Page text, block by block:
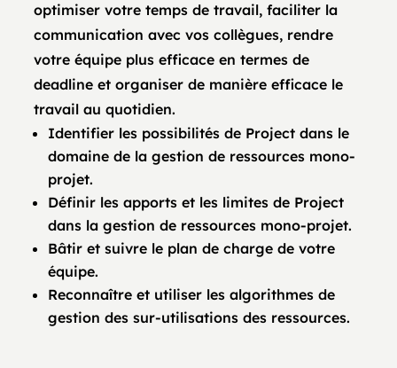
optimiser votre temps de travail, faciliter la
communication avec vos collègues, rendre
votre équipe plus efficace en termes de
deadline et organiser de manière efficace le
travail au quotidien.
Identifier les possibilités de Project dans le
domaine de la gestion de ressources mono-
projet.
Définir les apports et les limites de Project
dans la gestion de ressources mono-projet.
Bâtir et suivre le plan de charge de votre
équipe.
Reconnaître et utiliser les algorithmes de
gestion des sur-utilisations des ressources.